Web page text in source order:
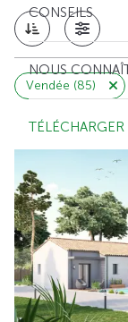
CONSEILS
NOUS
Vendée (85)